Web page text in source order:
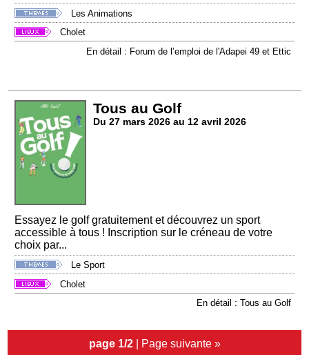
Les Animations
Cholet
En détail : Forum de l’emploi de l'Adapei 49 et Ettic
Tous au Golf
Du 27 mars 2026 au 12 avril 2026
Essayez le golf gratuitement et découvrez un sport
accessible à tous ! Inscription sur le créneau de votre
choix par...
Le Sport
Cholet
En détail : Tous au Golf
page 1/2 | Page suivante »